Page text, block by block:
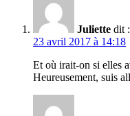
Juliette dit :
23 avril 2017 à 14:18
Et où irait-on si elles
Heureusement, suis